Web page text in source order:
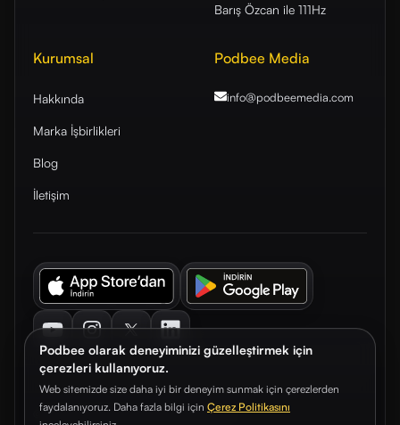
Podbee olarak deneyiminizi güzelleştirmek için
çerezleri kullanıyoruz.
Web sitemizde size daha iyi bir deneyim sunmak için çerezlerden
faydalanıyoruz. Daha fazla bilgi için Çerez Politikasını
Barış Özcan ile 111Hz
Kurumsal
Hakkında
Marka İşbirlikleri
Blog
İletişim
Podbee Media
info@podbeemedia.com
© 2026. Podbee Media. Tüm hakları saklıdır.